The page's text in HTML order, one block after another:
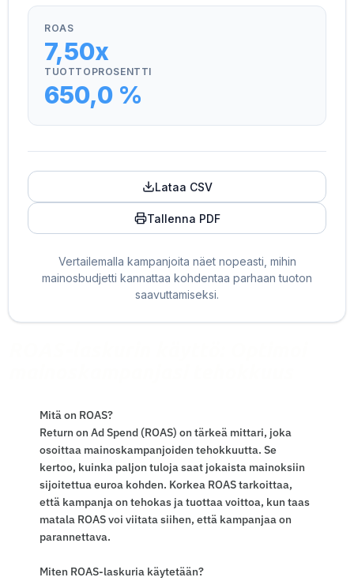
ROAS
7,50x
TUOTTOPROSENTTI
650,0 %
Lataa CSV
Tallenna PDF
Vertailemalla kampanjoita näet nopeasti, mihin
mainosbudjetti kannattaa kohdentaa parhaan tuoton
saavuttamiseksi.
Mitä on ROAS?
Return on Ad Spend (ROAS) on tärkeä mittari, joka
osoittaa mainoskampanjoiden tehokkuutta. Se
kertoo, kuinka paljon tuloja saat jokaista mainoksiin
sijoitettua euroa kohden. Korkea ROAS tarkoittaa,
että kampanja on tehokas ja tuottaa voittoa, kun taas
matala ROAS voi viitata siihen, että kampanjaa on
parannettava.
Miten ROAS-laskuria käytetään?